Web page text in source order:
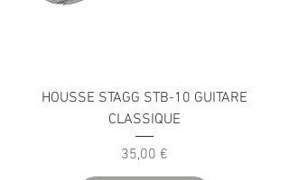
HOUSSE STAGG STB-10 GUITARE
CLASSIQUE
Prix
35,00 €